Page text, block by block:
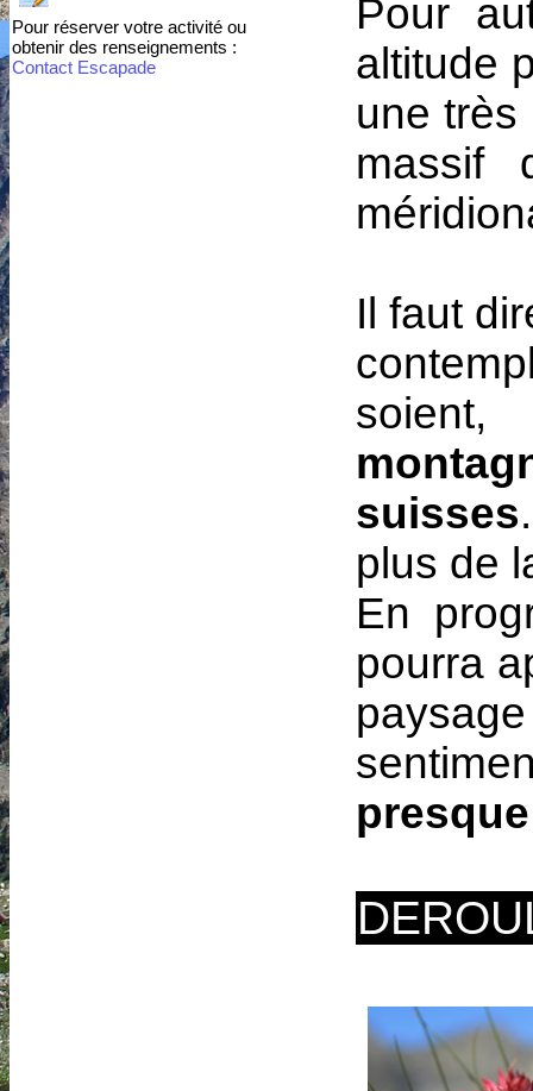
Pour réserver votre activité ou
obtenir des renseignements :
Contact Escapade
Pour
altitude
une très
massif
Il faut
suisses
plus de
En
pourra